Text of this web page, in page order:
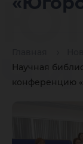
Научная
конференцию